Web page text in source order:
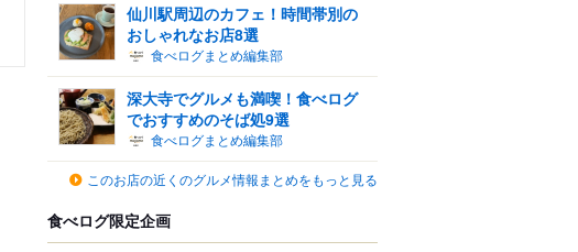
仙川駅周辺のカフェ！時間帯別の
おしゃれなお店8選
食べログまとめ編集部
深大寺でグルメも満喫！食べログ
でおすすめのそば処9選
食べログまとめ編集部
このお店の近くのグルメ情報まとめをもっと見る
食べログ限定企画